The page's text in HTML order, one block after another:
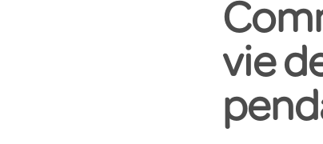
vie